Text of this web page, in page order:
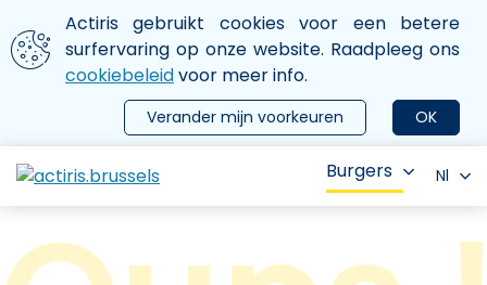
Aller au contenu principal
We gebruiken cookies
Actiris gebruikt cookies voor een betere
surfervaring op onze website. Raadpleeg ons
cookiebeleidvoor meer info.
OK
Verander mijn voorkeuren
le menu
Burgers Nl